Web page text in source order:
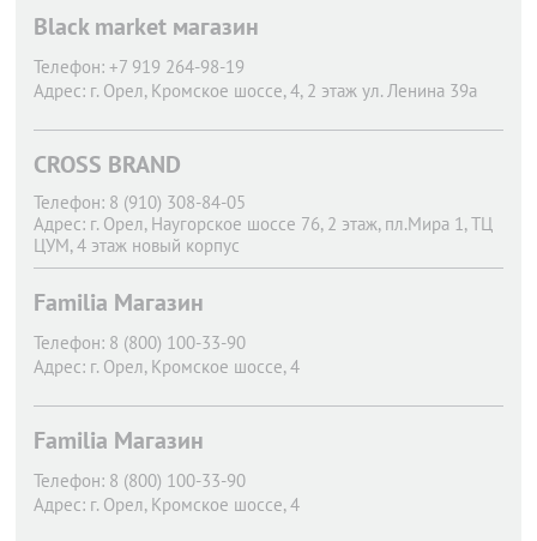
Black market магазин
Телефон: +7 919 264-98-19
Адрес: г. Орел, Кромское шоссе, 4, 2 этаж ул. Ленина 39а
CROSS BRAND
Телефон: 8 (910) 308-84-05
Адрес: г. Орел, Наугорское шоссе 76, 2 этаж, пл.Мира 1, ТЦ
ЦУМ, 4 этаж новый корпус
Familia Магазин
Телефон: 8 (800) 100-33-90
Адрес: г. Орел, Кромское шоссе, 4
Familia Магазин
Телефон: 8 (800) 100-33-90
Адрес: г. Орел, Кромское шоссе, 4